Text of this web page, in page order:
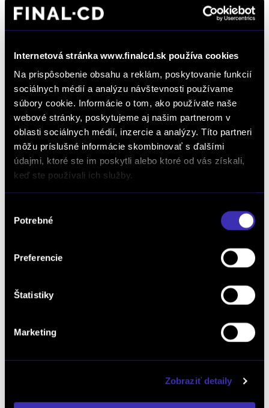
Internetová stránka www.finalcd.sk používa cookies
Na prispôsobenie obsahu a reklám, poskytovanie funkcií
sociálnych médií a analýzu návštevnosti používame
súbory cookie. Informácie o tom, ako používate naše
webové stránky, poskytujeme aj našim partnerom v
oblasti sociálnych médií, inzercie a analýzy. Títo partneri
môžu príslušné informácie skombinovať s ďalšími
údajmi, ktoré ste im poskytli alebo ktoré od vás získali,
keď ste používali ich služby.
súhlasu
Potrebné
Preferencie
Štatistiky
Marketing
Zobraziť detaily
Model: *
EČV: *
Požadovaný úkon: *